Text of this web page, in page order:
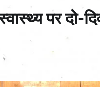
पर दो-